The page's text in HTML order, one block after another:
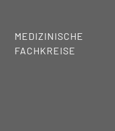
MEDIZINISCHE
FACHKREISE